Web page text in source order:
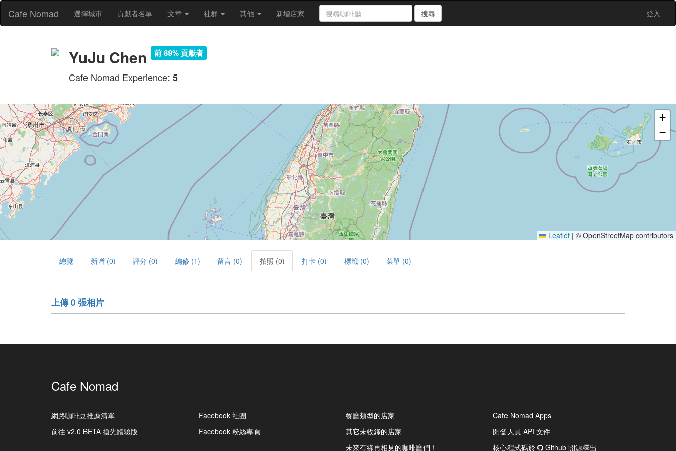
Cafe Nomad 選擇城市 貢獻者名單 文章 社群 其他 新增店家 搜尋 登入
YuJu Chen 前 89% 貢獻者
Cafe Nomad Experience: 5
+
−
Leaflet | © OpenStreetMap contributors
總覽 新增 (0) 評分 (0) 編修 (1) 留言 (0) 拍照 (0) 打卡 (0) 標籤 (0) 菜單 (0)
上傳 0 張相片
Cafe Nomad
網路咖啡豆推薦清單
前往 v2.0 BETA 搶先體驗版
Facebook 社團
Facebook 粉絲專頁
餐廳類型的店家
其它未收錄的店家
未來有緣再相見的咖啡廳們！
Cafe Nomad Apps
開發人員 API 文件
核心程式碼於
Github 開源釋出